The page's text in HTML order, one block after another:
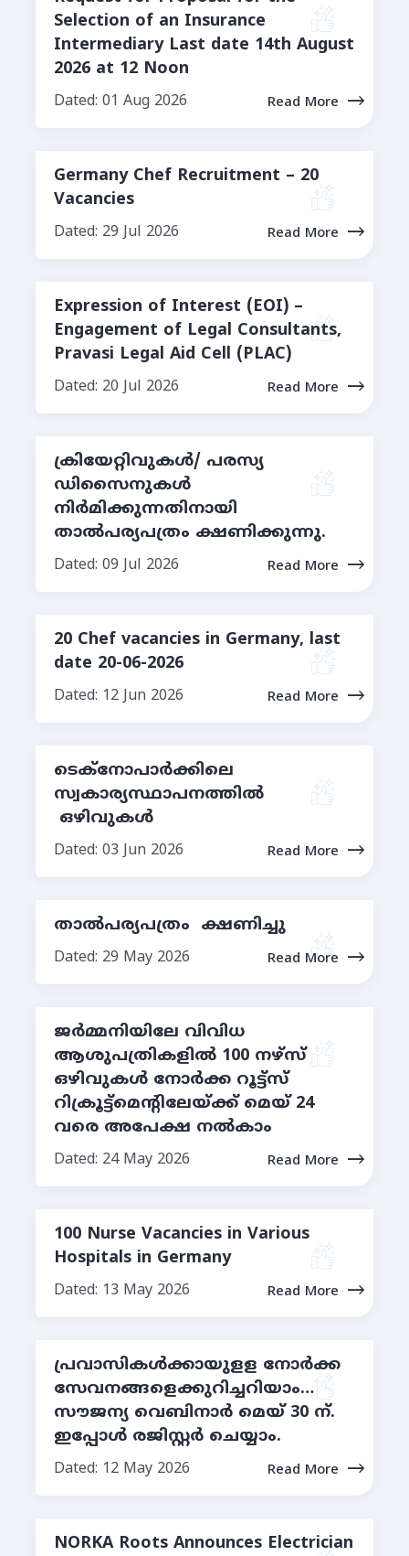
Selection of an Insurance
Intermediary Last date 14th August
2026 at 12 Noon
Dated: 01 Aug 2026 Read More
Germany Chef Recruitment – 20
Vacancies
Dated: 29 Jul 2026 Read More
Expression of Interest (EOI) –
Engagement of Legal Consultants,
Pravasi Legal Aid Cell (PLAC)
Dated: 20 Jul 2026 Read More
ക്രിയേറ്റിവുകള്‍/ പരസ്യ
ഡിസൈനുകള്‍
നിര്‍മിക്കുന്നതിനായി
താല്‍പര്യപത്രം ക്ഷണിക്കുന്നു.
Dated: 09 Jul 2026 Read More
20 Chef vacancies in Germany, last
date 20-06-2026
Dated: 12 Jun 2026 Read More
ടെക്നോപാർക്കിലെ
സ്വകാര്യസ്ഥാപനത്തില്‍
ഒഴിവുകള്‍
Dated: 03 Jun 2026 Read More
താൽപര്യപത്രം ക്ഷണിച്ചു
Dated: 29 May 2026 Read More
ജർമ്മനിയിലേ വിവിധ
ആശുപത്രികളില്‍ 100 നഴ്സ്
ഒഴിവുകള്‍ നോർക്ക റൂട്ട്സ്
റിക്രൂട്ട്മെന്റിലേയ്ക്ക് മെയ് 24
വരെ അപേക്ഷ നല്‍കാം
Dated: 24 May 2026 Read More
100 Nurse Vacancies in Various
Hospitals in Germany
Dated: 13 May 2026 Read More
പ്രവാസികൾക്കായുളള നോര്‍ക്ക
സേവനങ്ങളെക്കുറിച്ചറിയാം…
സൗജന്യ വെബിനാർ മെയ് 30 ന്.
ഇപ്പോള്‍ രജിസ്റ്റര്‍ ചെയ്യാം.
Dated: 12 May 2026 Read More
NORKA Roots Announces Electrician